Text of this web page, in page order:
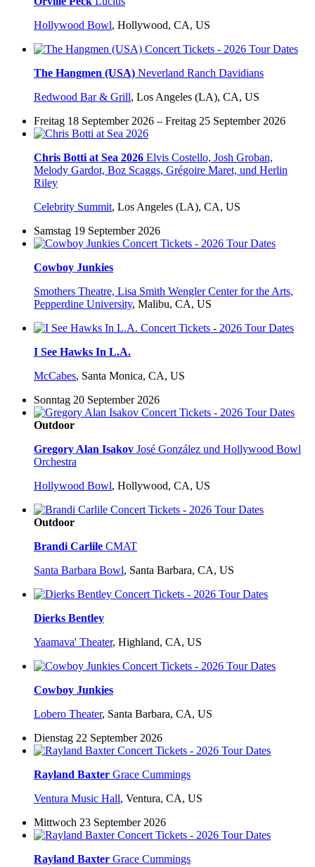
Hollywood Bowl, Hollywood, CA, US
The Hangmen (USA) Neverland Ranch Davidians
Redwood Bar & Grill, Los Angeles (LA), CA, US
Freitag 18 September 2026 – Freitag 25 September 2026
Chris Botti at Sea 2026 Elvis Costello, Josh Groban,
Melody Gardot, Boz Scaggs, Grégoire Maret, und Herlin
Riley
Celebrity Summit, Los Angeles (LA), CA, US
Samstag 19 September 2026
Cowboy Junkies
Smothers Theatre, Lisa Smith Wengler Center for the Arts,
Pepperdine University, Malibu, CA, US
I See Hawks In L.A.
McCabes, Santa Monica, CA, US
Sonntag 20 September 2026
Outdoor
Gregory Alan Isakov José González und Hollywood Bowl
Orchestra
Hollywood Bowl, Hollywood, CA, US
Outdoor
Brandi Carlile CMAT
Santa Barbara Bowl, Santa Barbara, CA, US
Dierks Bentley
Yaamava' Theater, Highland, CA, US
Cowboy Junkies
Lobero Theater, Santa Barbara, CA, US
Dienstag 22 September 2026
Rayland Baxter Grace Cummings
Ventura Music Hall, Ventura, CA, US
Mittwoch 23 September 2026
Rayland Baxter Grace Cummings